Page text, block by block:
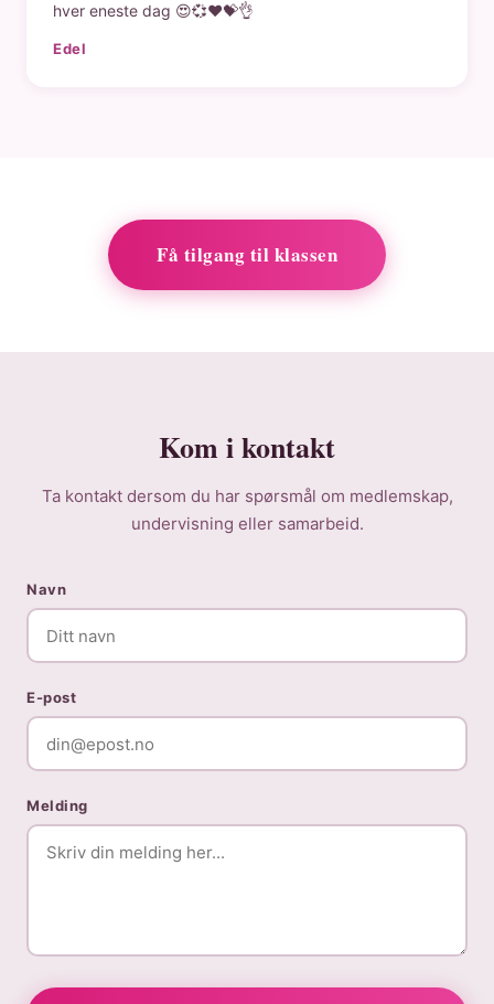
hver eneste dag 😍💞❤️💝👌
Edel
Få tilgang til klassen
Kom i kontakt
Ta kontakt dersom du har spørsmål om medlemskap,
undervisning eller samarbeid.
Navn
E-post
Melding